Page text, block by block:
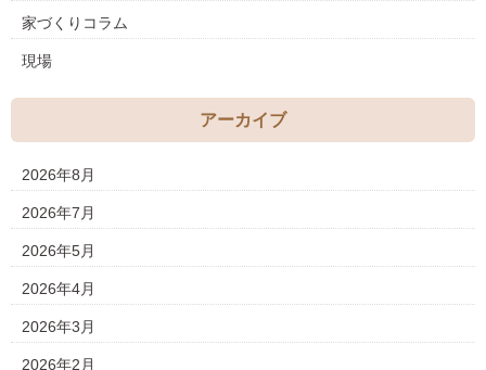
家づくりコラム
現場
アーカイブ
2026年8月
2026年7月
2026年5月
2026年4月
2026年3月
2026年2月